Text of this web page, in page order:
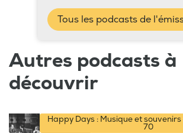
Tous les podcasts de
Autres podcasts à
découvrir
Happy Days : Musique et
70